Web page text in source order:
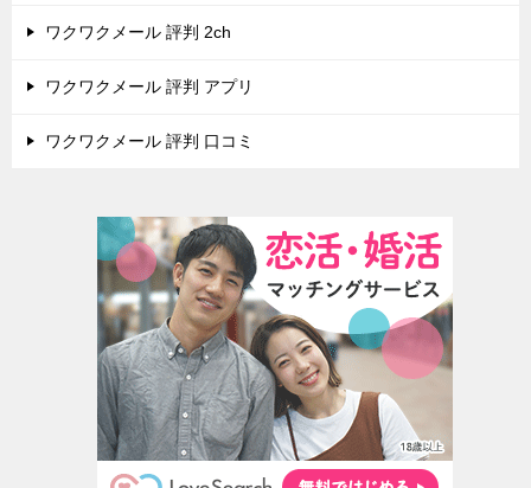
ワクワクメール 評判 2ch
ワクワクメール 評判 アプリ
ワクワクメール 評判 口コミ